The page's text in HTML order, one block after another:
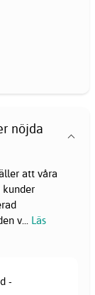
nöjda
att våra
v
Läs
-